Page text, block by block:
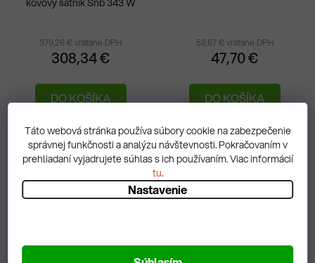
Táto webová stránka používa súbory cookie na zabezpečenie
správnej funkčnosti a analýzu návštevnosti. Pokračovaním v
prehliadaní vyjadrujete súhlas s ich používaním. Viac informácií
tu.
Nastavenie
kovový šatník Snb 343 W
379,26 € vrátane DPH
308,34 €
DO KOŠÍKA
Na objednávku
58,67 € vrátane DPH
47,70 €
DO KOŠÍKA
Na objednávku